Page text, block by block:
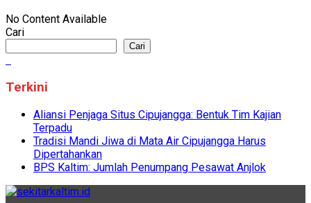
No Content Available
Cari
Cari
Terkini
Aliansi Penjaga Situs Cipujangga: Bentuk Tim Kajian
Terpadu
Tradisi Mandi Jiwa di Mata Air Cipujangga Harus
Dipertahankan
BPS Kaltim: Jumlah Penumpang Pesawat Anjlok